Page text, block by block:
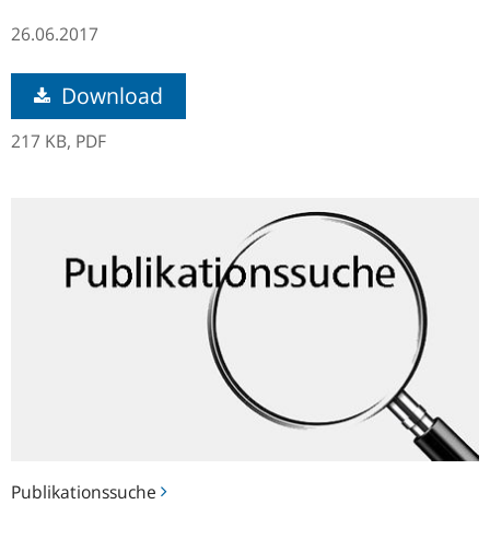
Publikationssuche
26.06.2017
Download
217 KB, PDF